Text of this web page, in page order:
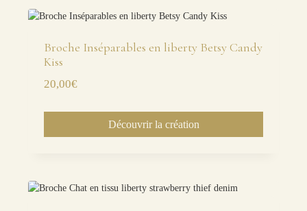
Broche Inséparables en liberty Betsy Candy
Kiss
20,00€
Découvrir la création